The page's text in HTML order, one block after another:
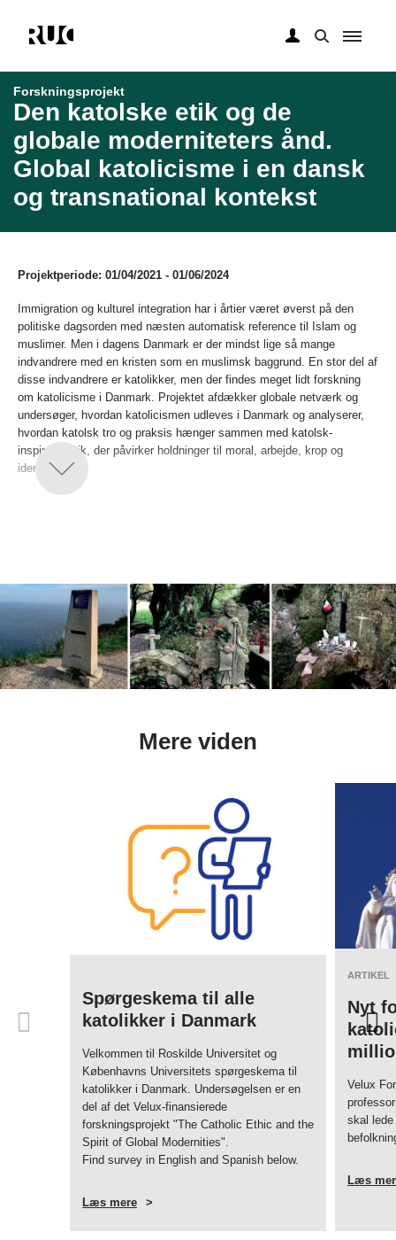
hovedindhold
Forskningsprojekt
Den katolske etik og de
globale moderniteters ånd.
Global katolicisme i en dansk
og transnational kontekst
Projektperiode: 01/04/2021 - 01/06/2024
Immigration og kulturel integration har i årtier været øverst på den
politiske dagsorden med næsten automatisk reference til Islam og
muslimer. Men i dagens Danmark er der mindst lige så mange
indvandrere med en kristen som en muslimsk baggrund. En stor del af
disse indvandrere er katolikker, men der findes meget lidt forskning
om katolicisme i Danmark. Projektet afdækker globale netværk og
undersøger, hvordan katolicismen udleves i Danmark og analyserer,
hvordan katolsk tro og praksis hænger sammen med katolsk-
inspireret etik, der påvirker holdninger til moral, arbejde, krop og
identitet.
minoritetsgrupper og deres nationale og transnationale netværk.
Mere viden
Spørgeskema til alle
katolikker i Danmark
Velkommen til Roskilde Universitet og
Københavns Universitets spørgeskema til
katolikker i Danmark. Undersøgelsen er en
del af det Velux-finansierede
forskningsprojekt "The Catholic Ethic and the
Spirit of Global Modernities".
Find survey in English and Spanish below.
Læs mere OM
ALLE
ARTIKEL
Nyt
Velux
skal
Læs